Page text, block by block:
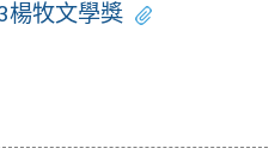
楊牧文學獎